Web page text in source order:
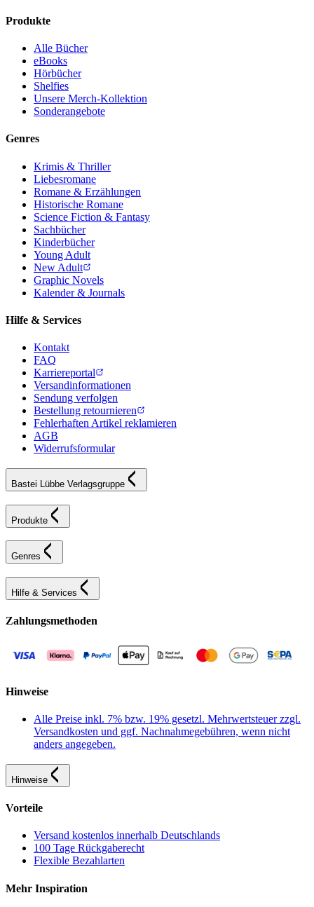
Produkte
Alle Bücher
eBooks
Hörbücher
Shelfies
Unsere Merch-Kollektion
Sonderangebote
Genres
Krimis & Thriller
Liebesromane
Romane & Erzählungen
Historische Romane
Science Fiction & Fantasy
Sachbücher
Kinderbücher
Young Adult
New Adult
Graphic Novels
Kalender & Journals
Hilfe & Services
Kontakt
FAQ
Karriereportal
Versandinformationen
Sendung verfolgen
Bestellung retournieren
Fehlerhaften Artikel reklamieren
AGB
Widerrufsformular
Bastei Lübbe Verlagsgruppe
Produkte
Genres
Hilfe & Services
Zahlungsmethoden
Hinweise
Alle Preise inkl. 7% bzw. 19% gesetzl. Mehrwertsteuer zzgl.
Versandkosten und ggf. Nachnahmegebühren, wenn nicht
anders angegeben.
Hinweise
Vorteile
Versand kostenlos innerhalb Deutschlands
100 Tage Rückgaberecht
Flexible Bezahlarten
Mehr Inspiration